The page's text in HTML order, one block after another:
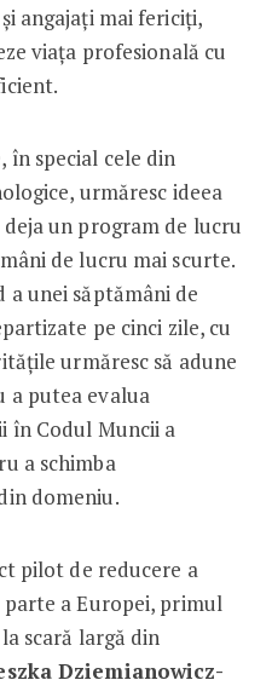
angajați mai fericiți,
viața profesională cu
în special cele din
urmăresc ideea
un program de lucru
de lucru mai scurte.
a unei săptămâni de
pe cinci zile, cu
urmăresc să adune
a putea evalua
Codul Muncii a
a schimba
domeniu.
pilot de reducere a
a Europei, primul
scară largă din
Dziemianowicz-